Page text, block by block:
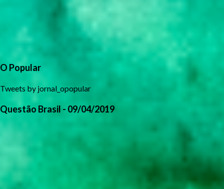
O Popular
Tweets by jornal_opopular
Questão Brasil - 09/04/2019